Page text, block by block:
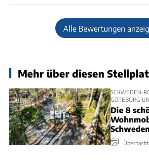
Alle Bewertungen
Mehr über diesen
SCHWEDEN-
GÖTEBORG
Die 8